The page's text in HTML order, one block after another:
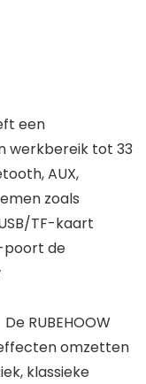
een
werkbereik tot 33
AUX,
zoals
TF-kaart
poort de
RUBEHOOW
omzetten
klassieke